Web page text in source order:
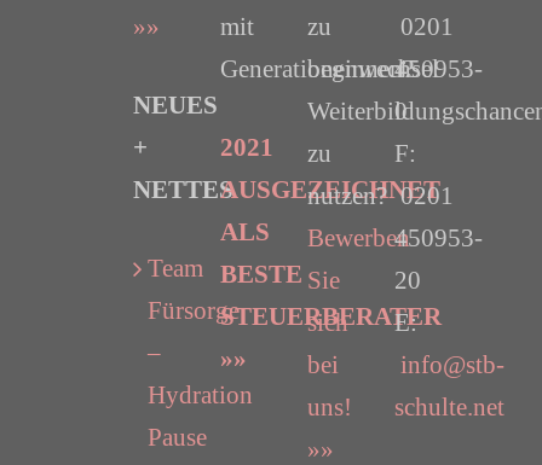
»»
NEUES
+
NETTES
Team
Fürsorge
–
Hydration
Pause
mit
Generationenwechsel
2021
AUSGEZEICHNET
ALS
BESTE
STEUERBERATER
»»
zu
beginnen?
zu
nutzen?
Bewerben
Sie
sich
bei
uns!
»»
0201
450953-
0
F:
0201
450953-
20
E:
info@stb-
schulte.net